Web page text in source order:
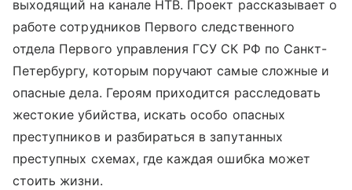
выходящий на канале НТВ. Проект рассказывает о
работе сотрудников Первого следственного
отдела Первого управления ГСУ СК РФ по Санкт-
Петербургу, которым поручают самые сложные и
опасные дела. Героям приходится расследовать
жестокие убийства, искать особо опасных
преступников и разбираться в запутанных
преступных схемах, где каждая ошибка может
стоить жизни.